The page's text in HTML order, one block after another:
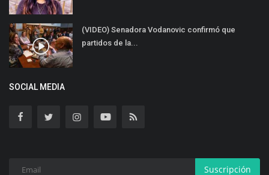
(VIDEO) Senadora Vodanovic confirmó que
partidos de la...
SOCIAL MEDIA
Suscripción